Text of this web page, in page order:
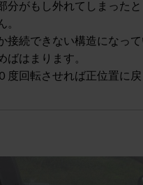
分がもし外れてしまった
。
接続できない構造になって
ばはまります。
度回転させれば正位置に戻